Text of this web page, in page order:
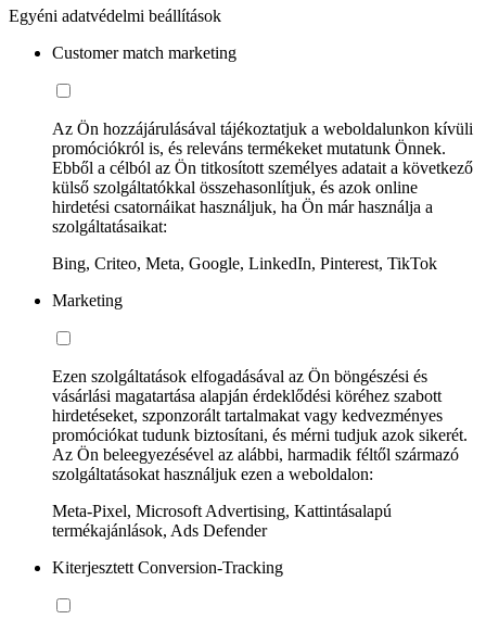
Egyéni adatvédelmi beállítások
Customer match marketing
Az Ön hozzájárulásával tájékoztatjuk a weboldalunkon kívüli
promóciókról is, és releváns termékeket mutatunk Önnek.
Ebből a célból az Ön titkosított személyes adatait a következő
külső szolgáltatókkal összehasonlítjuk, és azok online
hirdetési csatornáikat használjuk, ha Ön már használja a
szolgáltatásaikat:
Bing, Criteo, Meta, Google, LinkedIn, Pinterest, TikTok
Marketing
Ezen szolgáltatások elfogadásával az Ön böngészési és
vásárlási magatartása alapján érdeklődési köréhez szabott
hirdetéseket, szponzorált tartalmakat vagy kedvezményes
promóciókat tudunk biztosítani, és mérni tudjuk azok sikerét.
Az Ön beleegyezésével az alábbi, harmadik féltől származó
szolgáltatásokat használjuk ezen a weboldalon:
Meta-Pixel, Microsoft Advertising, Kattintásalapú
termékajánlások, Ads Defender
Kiterjesztett Conversion-Tracking